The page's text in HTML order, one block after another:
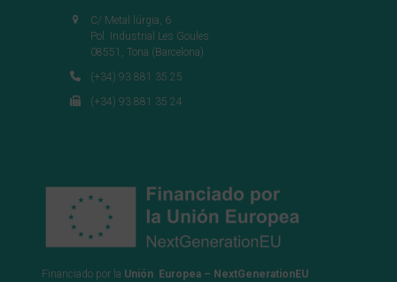
C/ Metal·lúrgia, 6
Pol. Industrial Les Goules
08551, Tona (Barcelona)
(+34) 93 881 35 25
(+34) 93 881 35 24
Financiado por la Unión Europea – NextGenerationEU